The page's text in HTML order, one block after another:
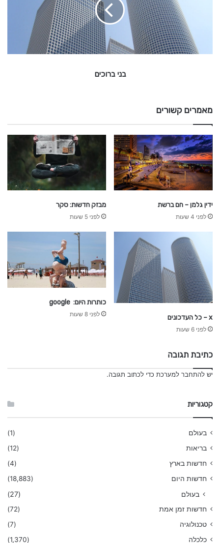
ם
בני ברוכים
מאמרים קשורים
ידין גלמן – חם ברשת
לפני 4 שעות
מבזק חדשות: סקר
לפני 5 שעות
x – כל העדכונים
לפני 6 שעות
כותרות היום: google
לפני 8 שעות
כתיבת תגובה
יש להתחבר למערכת כדי לכתוב תגובה.
קטגוריות
בעולם
(1)
בריאות
(12)
חדשות בארץ
(4)
חדשות היום
(18,883)
בעולם (27)
חדשות זמן אמת
(72)
טכנולוגיה
(7)
כלכלה
(1,370)